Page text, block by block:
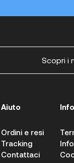
Scopri i
Aiuto
Ordini e resi
Tracking
Contattaci
Info